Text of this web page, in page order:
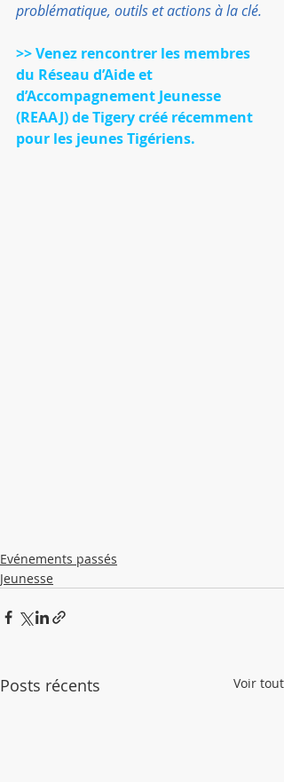
problématique, outils et actions à la clé.
>> Venez rencontrer les membres
du Réseau d’Aide et
d’Accompagnement Jeunesse
(REAAJ) de Tigery créé récemment
pour les jeunes Tigériens.
Evénements passés
Jeunesse
Posts récents Voir tout